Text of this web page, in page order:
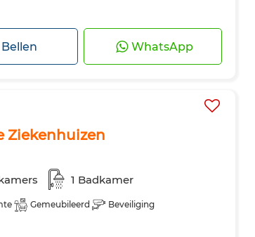
Bellen WhatsApp
Ziekenhuizen
1 Badkamer
Gemeubileerd
Beveiliging